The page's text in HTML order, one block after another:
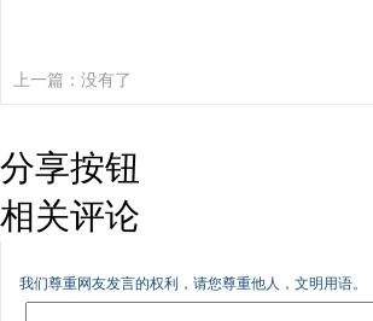
上一篇：没有了
分享按钮
相关评论